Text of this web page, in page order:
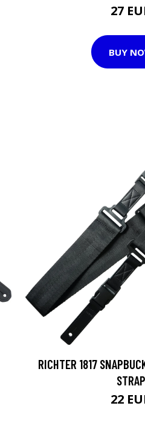
27
BUY
RICHTER 1817
STRAP
22